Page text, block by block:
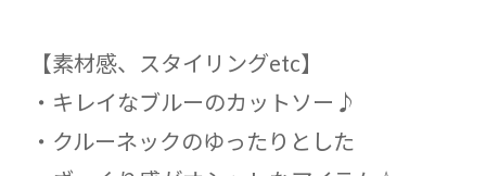
【素材感、スタイリングetc】
・キレイなブルーのカットソー♪
・クルーネックのゆったりとした